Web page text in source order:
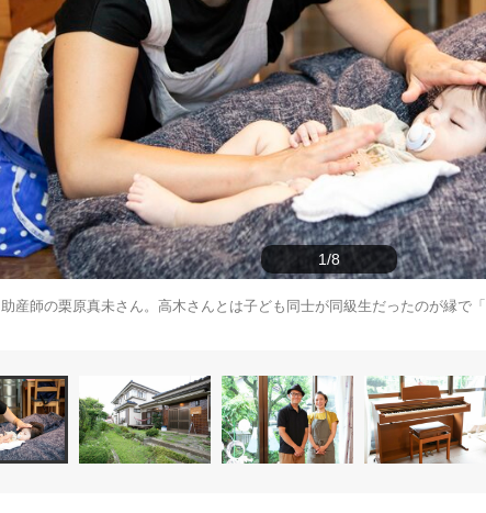
1/8
助産師の栗原真未さん。高木さんとは子ども同士が同級生だったのが縁で